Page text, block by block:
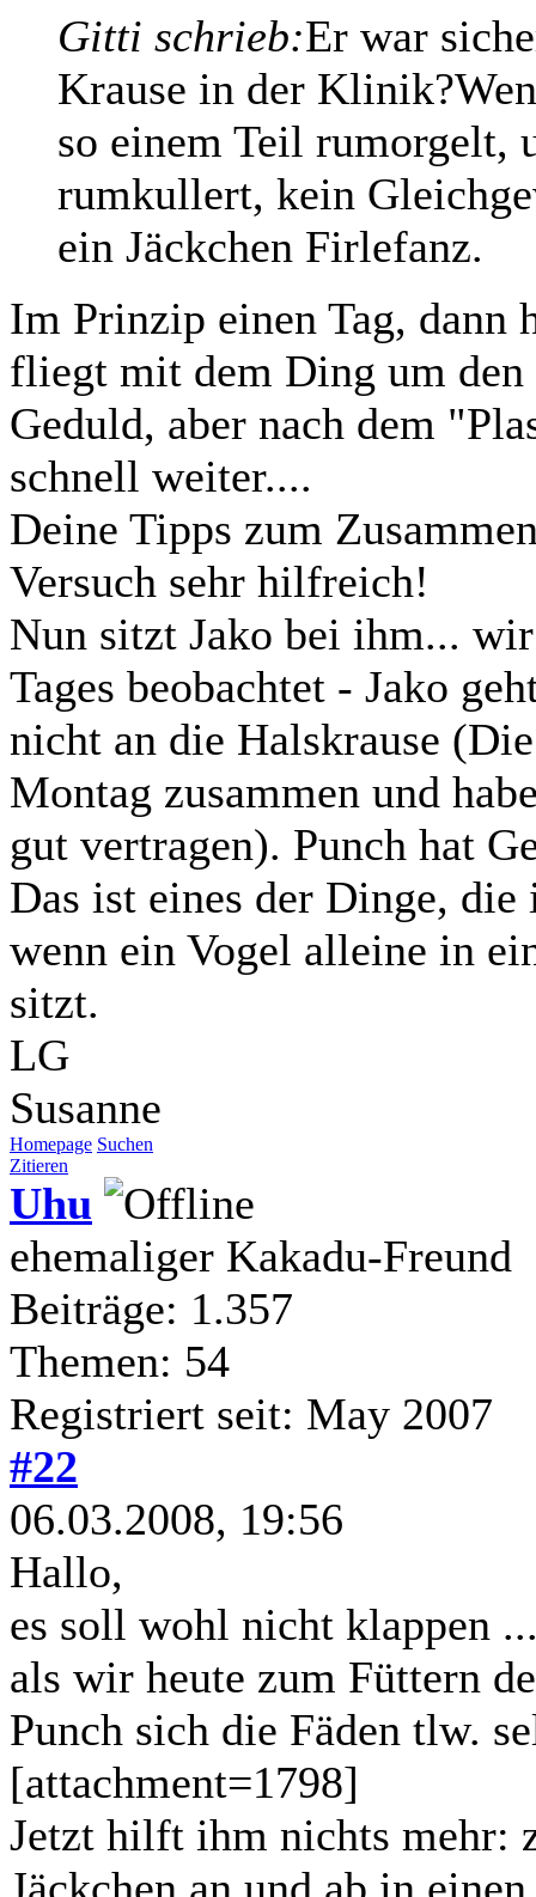
Gitti schrieb:Er war
Krause in der
so einem Teil rumorgelt,
rumkullert, kein
ein Jäckchen Firlefanz.
Im Prinzip einen Tag, dann
fliegt mit dem Ding um
Geduld, aber nach dem
schnell weiter....
Deine Tipps zum
Versuch sehr hilfreich!
Nun sitzt Jako bei ihm...
Tages beobachtet - Jako
nicht an die Halskrause
Montag zusammen und
gut vertragen). Punch hat
Das ist eines der Dinge, die
wenn ein Vogel alleine in
sitzt.
LG
Susanne
Homepage Suchen
Zitieren
Uhu
ehemaliger Kakadu-Freund
Beiträge: 1.357
Themen: 54
Registriert seit: May 2007
#22
06.03.2008, 19:56
Hallo,
es soll wohl nicht klappen
als wir heute zum Füttern
Punch sich die Fäden tlw.
[attachment=1798]
Jetzt hilft ihm nichts mehr:
Jäckchen an und ab in